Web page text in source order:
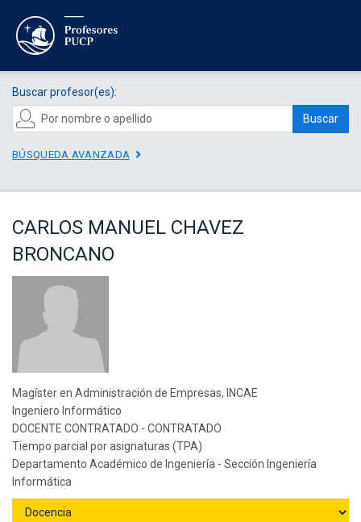
Buscar profesor(es):
Buscar
BÚSQUEDA AVANZADA
CARLOS MANUEL CHAVEZ
BRONCANO
Magíster en Administración de Empresas, INCAE
Ingeniero Informático
DOCENTE CONTRATADO - CONTRATADO
Tiempo parcial por asignaturas (TPA)
Departamento Académico de Ingeniería - Sección Ingeniería
Informática